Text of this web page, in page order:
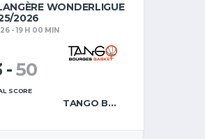
WONDERLIGUE
2026
- 19 H 00 MIN
TANGO BOURGES BASKET
-50
SCORE